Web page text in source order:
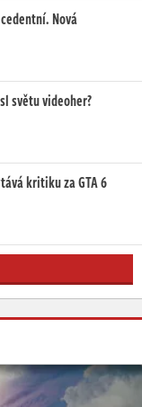
Nová
světu videoher?
kritiku za GTA 6